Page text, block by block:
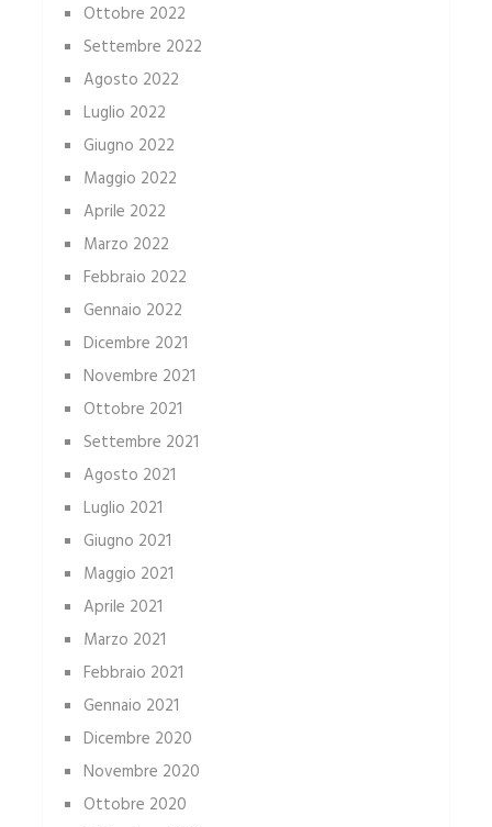
Ottobre 2022
Settembre 2022
Agosto 2022
Luglio 2022
Giugno 2022
Maggio 2022
Aprile 2022
Marzo 2022
Febbraio 2022
Gennaio 2022
Dicembre 2021
Novembre 2021
Ottobre 2021
Settembre 2021
Agosto 2021
Luglio 2021
Giugno 2021
Maggio 2021
Aprile 2021
Marzo 2021
Febbraio 2021
Gennaio 2021
Dicembre 2020
Novembre 2020
Ottobre 2020